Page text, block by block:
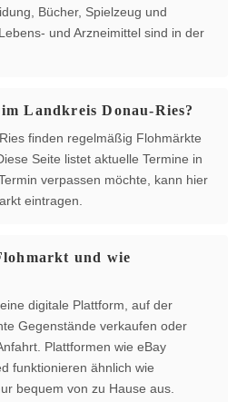
Bücher, Spielzeug und
und Arzneimittel sind in der
Landkreis Donau-Ries?
finden regelmäßig Flohmärkte
Seite listet aktuelle Termine in
verpassen möchte, kann hier
eintragen.
und wie
digitale Plattform, auf der
Gegenstände verkaufen oder
Plattformen wie eBay
funktionieren ähnlich wie
bequem von zu Hause aus.